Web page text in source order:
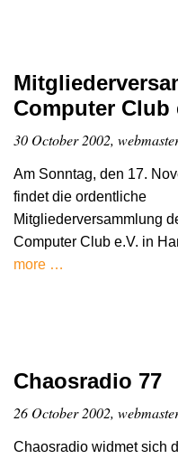
Computer Club
30 October 2002,
Am Sonntag, den 17.
findet die ordentliche
Mitgliederversammlung
Computer Club e.V. in
more …
Chaosradio 77
26 October 2002,
Chaosradio widmet sich